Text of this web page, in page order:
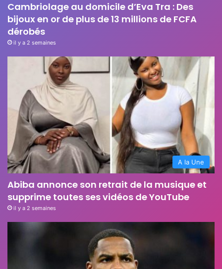
Cambriolage au domicile d’Eva Tra : Des
bijoux en or de plus de 13 millions de FCFA
dérobés
il y a 2 semaines
A la Une
Abiba annonce son retrait de la musique et
supprime toutes ses vidéos de YouTube
il y a 2 semaines